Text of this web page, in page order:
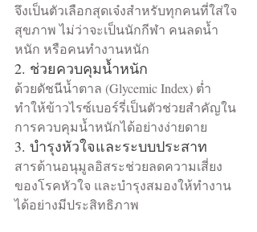
จึงเป็นตัวเลือกสุดเจ๋งสำหรับทุกคนที่ใส่ใจ
สุขภาพ ไม่ว่าจะเป็นนักกีฬา คนลดน้ำ
หนัก หรือคนทำงานหนัก
2. ช่วยควบคุมน้ำหนัก
ด้วยดัชนีน้ำตาล (Glycemic Index) ต่ำ
ทำให้ข้าวไรซ์เบอร์รี่เป็นตัวช่วยสำคัญใน
การควบคุมน้ำหนักได้อย่างง่ายดาย
3. บำรุงหัวใจและระบบประสาท
สารต้านอนุมูลอิสระช่วยลดความเสี่ยง
ของโรคหัวใจ และบำรุงสมองให้ทำงาน
ได้อย่างมีประสิทธิภาพ